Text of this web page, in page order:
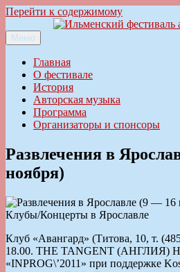
Перейти к содержимому
Ильменский фестиваль авторской
Меню
Главная
О фестивале
История
Авторская музыка
Программа
Организаторы и спонсоры
Развлечения в
ноября)
Клубы/Концерты в Ярославле
Клуб «Авангард» (Титова, 10, т.
18.00. THE TANGENT
«INPROG\’2011» при поддержке